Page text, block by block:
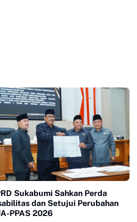
Sukabumi Sahkan Perda
dan Setujui Perubahan
PPAS 2026